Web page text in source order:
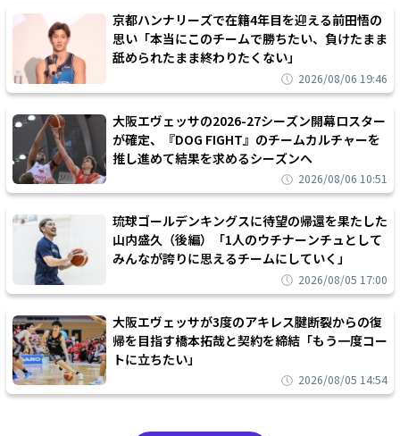
京都ハンナリーズで在籍4年目を迎える前田悟の
思い「本当にこのチームで勝ちたい、負けたまま
舐められたまま終わりたくない」
2026/08/06 19:46
大阪エヴェッサの2026-27シーズン開幕ロスター
が確定、『DOG FIGHT』のチームカルチャーを
推し進めて結果を求めるシーズンへ
2026/08/06 10:51
琉球ゴールデンキングスに待望の帰還を果たした
山内盛久（後編）「1人のウチナーンチュとして
みんなが誇りに思えるチームにしていく」
2026/08/05 17:00
大阪エヴェッサが3度のアキレス腱断裂からの復
帰を目指す橋本拓哉と契約を締結「もう一度コー
トに立ちたい」
2026/08/05 14:54